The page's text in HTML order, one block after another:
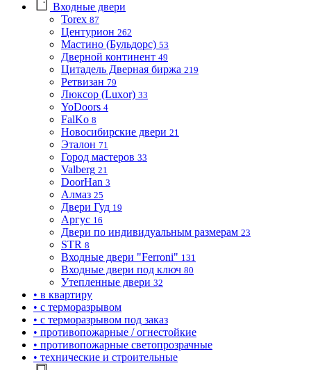
Входные двери
Torex 87
Центурион 262
Мастино (Бульдорс) 53
Дверной континент 49
Цитадель Дверная биржа 219
Ретвизан 79
Люксор (Luxor) 33
YoDoors 4
FalKo 8
Новосибирские двери 21
Эталон 71
Город мастеров 33
Valberg 21
DoorHan 3
Алмаз 25
Двери Гуд 19
Аргус 16
Двери по индивидуальным размерам 23
STR 8
Входные двери "Ferroni" 131
Входные двери под ключ 80
Утепленные двери 32
• в квартиру
• с терморазрывом
• с терморазрывом под заказ
• противопожарные / огнестойкие
• противопожарные светопрозрачные
• технические и строительные